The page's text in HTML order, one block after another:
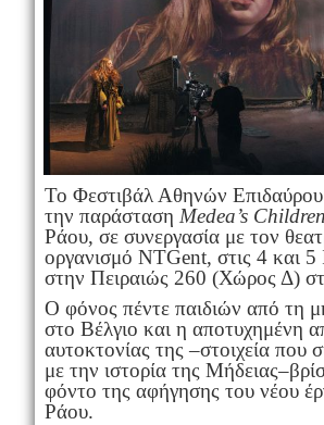
To Φεστιβάλ Αθηνών Επιδαύρου
την παράσταση Medea’s Children
Ράου, σε συνεργασία με τον
οργανισμό NTGent, στις 4 και 5
στην Πειραιώς 260 (Χώρος Δ)
Ο φόνος πέντε παιδιών από τη
στο Βέλγιο και η αποτυχημένη
αυτοκτονίας της –στοιχεία που
με την ιστορία της
φόντο της αφήγησης του νέου
Ράου.